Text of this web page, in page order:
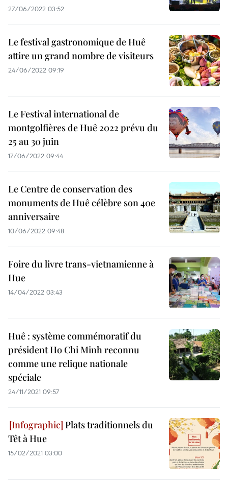
27/06/2022 03:52
Le festival gastronomique de Huê
attire un grand nombre de visiteurs
24/06/2022 09:19
Le Festival international de
montgolfières de Huê 2022 prévu du
25 au 30 juin
17/06/2022 09:44
Le Centre de conservation des
monuments de Huê célèbre son 40e
anniversaire
10/06/2022 09:48
Foire du livre trans-vietnamienne à
Hue
14/04/2022 03:43
Huê : système commémoratif du
président Ho Chi Minh reconnu
comme une relique nationale
spéciale
24/11/2021 09:57
Plats traditionnels du
Têt à Hue
15/02/2021 03:00